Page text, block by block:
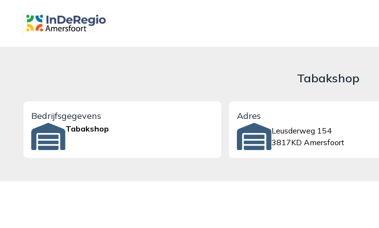
inderegioamersfoort.nl
Tabakshop
Bedrijfsgegevens
Tabakshop
Adres
Leusderweg 154
3817KD Amersfoort